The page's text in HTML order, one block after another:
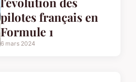
pilotes français en
Formule 1
6 mars 2024